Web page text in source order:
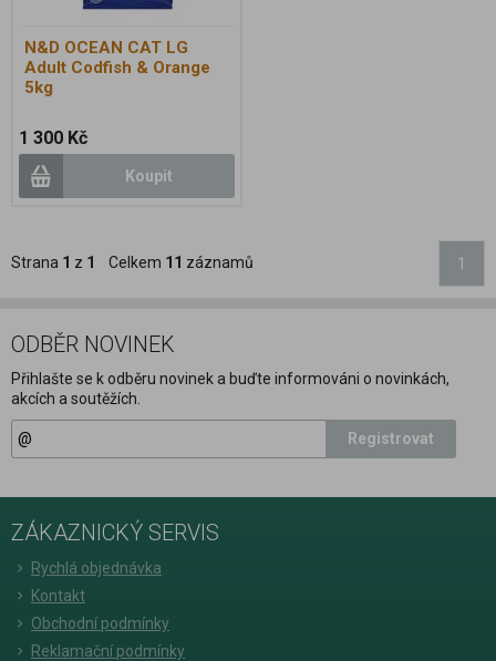
N&D OCEAN CAT LG
Adult Codfish & Orange
5kg
1 300 Kč
Koupit
Strana 1 z 1 Celkem 11 záznamů 1
ODBĚR NOVINEK
Přihlašte se k odběru novinek a buďte informováni o novinkách,
akcích a soutěžích.
Registrovat
ZÁKAZNICKÝ SERVIS
Rychlá objednávka
Kontakt
Obchodní podmínky
Reklamační podmínky